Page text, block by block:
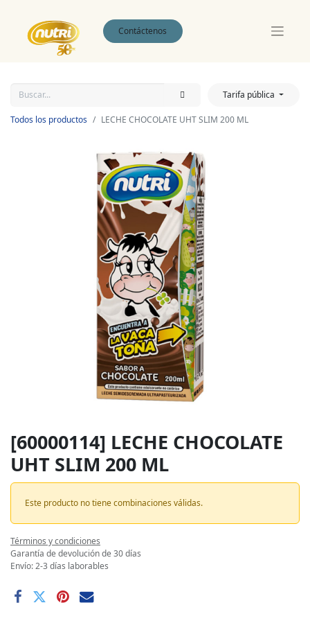
Contáctenos
Tarifa pública
Todos los productos LECHE CHOCOLATE UHT SLIM 200 ML
[60000114] LECHE CHOCOLATE
UHT SLIM 200 ML
Este producto no tiene combinaciones válidas.
Términos y condiciones
Garantía de devolución de 30 días
Envío: 2-3 días laborables